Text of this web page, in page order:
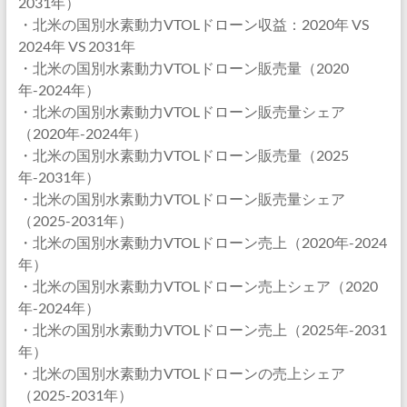
・北米の国別水素動力VTOLドローン収益：2020年 VS
2024年 VS 2031年
・北米の国別水素動力VTOLドローン販売量（2020
年-2024年）
・北米の国別水素動力VTOLドローン販売量シェア
（2020年-2024年）
・北米の国別水素動力VTOLドローン販売量（2025
年-2031年）
・北米の国別水素動力VTOLドローン販売量シェア
（2025-2031年）
・北米の国別水素動力VTOLドローン売上（2020年-2024
年）
・北米の国別水素動力VTOLドローン売上シェア（2020
年-2024年）
・北米の国別水素動力VTOLドローン売上（2025年-2031
年）
・北米の国別水素動力VTOLドローンの売上シェア
（2025-2031年）